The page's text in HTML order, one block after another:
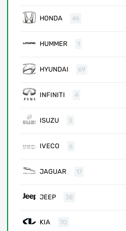
HONDA 46
HUMMER 1
HYUNDAI 69
INFINITI 4
ISUZU 3
IVECO 6
JAGUAR 17
JEEP 38
KIA 70